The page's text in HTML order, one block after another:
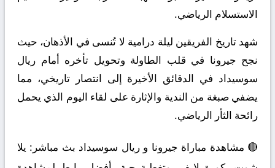
الاستسلام الرياضي.
شهد تاريخ الفريقين ليلة درامية لا تُنسى في الأذهان، حيث
نجح جيرونا في قلب الطاولة وتحويل تأخره أمام ريال
سوسيداد في الدقائق الأخيرة إلى انتصار تاريخي، مما
يضفي صبغة من الندية والإثارة على لقاء اليوم الذي يحمل
رائحة الثأر الرياضي.
🔴 مشاهدة مباراة جيرونا و ريال سوسيداد بث مباشر: يلا